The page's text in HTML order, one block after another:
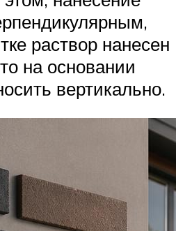
раствор нанесен
на основании
вертикально.